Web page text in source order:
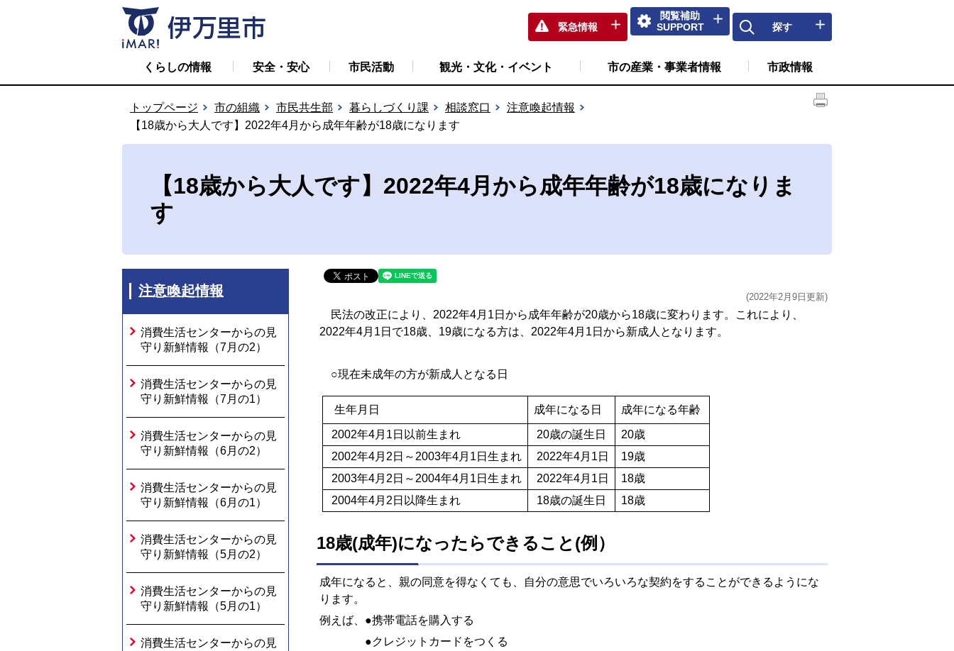
緊急情報
閲覧補助
SUPPORT
探す
くらしの情報 安全・安心 市民活動 観光・文化・イベント 市の産業・事業者情報 市政情報
トップページ 市の組織 市民共生部 暮らしづくり課 相談窓口
注意喚起情報
【18歳から大人です】2022年4月から成年年齢が18歳になります
【18歳から大人です】2022年4月から成年年齢が18歳になりま
す
注意喚起情報
消費生活センターからの見
守り新鮮情報（7月の2）
消費生活センターからの見
守り新鮮情報（7月の1）
消費生活センターからの見
守り新鮮情報（6月の2）
消費生活センターからの見
守り新鮮情報（6月の1）
消費生活センターからの見
守り新鮮情報（5月の2）
消費生活センターからの見
守り新鮮情報（5月の1）
消費生活センターからの見
(2022年2月9日更新)
民法の改正により、2022年4月1日から成年年齢が20歳から18歳に変わります。これにより、
2022年4月1日で18歳、19歳になる方は、2022年4月1日から新成人となります。
○現在未成年の方が新成人となる日
生年月日 成年になる日 成年になる年齢
2002年4月1日以前生まれ 20歳の誕生日
20歳
2002年4月2日～2003年4月1日生まれ
2022年4月1日
19歳
2003年4月2日～2004年4月1日生まれ
2022年4月1日
18歳
2004年4月2日以降生まれ
18歳の誕生日 18歳
18歳(成年)になったらできること(例）
成年になると、親の同意を得なくても、自分の意思でいろいろな契約をすることができるようにな
ります。
例えば、●携帯電話を購入する
●クレジットカードをつくる